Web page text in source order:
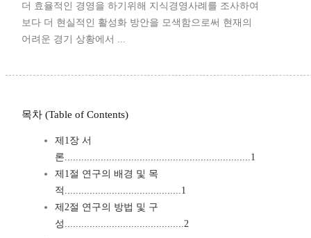
더 효율적인 경영을 하기위해 지식경영사례를 조사하여
보다 더 현실적인 활성화 방안을 모색함으로써 현재의
어려운 경기 상황에서 ...
목차 (Table of Contents)
제1장 서
론...................................................................1
제1절 연구의 배경 및 목
적..........................................1
제2절 연구의 방법 및 구
성...........................................2